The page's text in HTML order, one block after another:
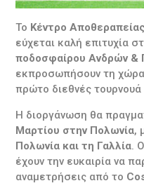
Το Κέντρο
εύχεται καλή επιτυχία
ποδοσφαίρου Ανδρών &
εκπροσωπήσουν τη
πρώτο διεθνές τουρνουά
Η διοργάνωση θα
Μαρτίου στην Πολωνία,
Πολωνία και τη Γαλλία.
έχουν την ευκαιρία να
αναμετρήσεις από το